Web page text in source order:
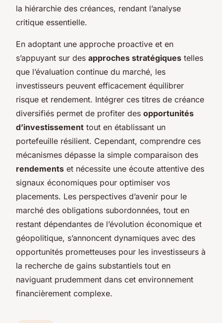
la hiérarchie des créances, rendant l’analyse
critique essentielle.
En adoptant une approche proactive et en
s’appuyant sur des approches stratégiques telles
que l’évaluation continue du marché, les
investisseurs peuvent efficacement équilibrer
risque et rendement. Intégrer ces titres de créance
diversifiés permet de profiter des opportunités
d’investissement tout en établissant un
portefeuille résilient. Cependant, comprendre ces
mécanismes dépasse la simple comparaison des
rendements et nécessite une écoute attentive des
signaux économiques pour optimiser vos
placements. Les perspectives d’avenir pour le
marché des obligations subordonnées, tout en
restant dépendantes de l’évolution économique et
géopolitique, s’annoncent dynamiques avec des
opportunités prometteuses pour les investisseurs à
la recherche de gains substantiels tout en
naviguant prudemment dans cet environnement
financièrement complexe.